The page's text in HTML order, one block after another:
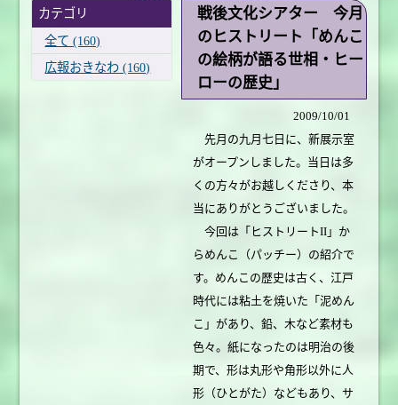
カテゴリ
全て (160)
広報おきなわ (160)
戦後文化シアター 今月
のヒストリート「めんこ
の絵柄が語る世相・ヒー
ローの歴史」
2009/10/01
先月の九月七日に、新展示室
がオープンしました。当日は多
くの方々がお越しくださり、本
当にありがとうございました。
今回は「ヒストリートII」か
らめんこ（パッチー）の紹介で
す。めんこの歴史は古く、江戸
時代には粘土を焼いた「泥めん
こ」があり、鉛、木など素材も
色々。紙になったのは明治の後
期で、形は丸形や角形以外に人
形（ひとがた）などもあり、サ